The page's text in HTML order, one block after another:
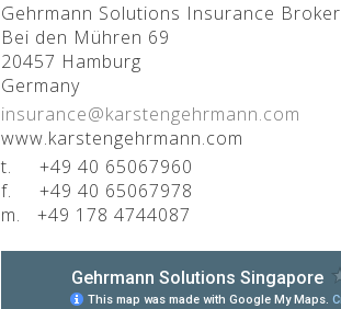
Gehrmann Solutions Insurance Broker
Bei den Mühren 69
20457 Hamburg
Germany
insurance@karstengehrmann.com
www.karstengehrmann.com
t. +49 40 65067960
f. +49 40 65067978
m. +49 178 4744087